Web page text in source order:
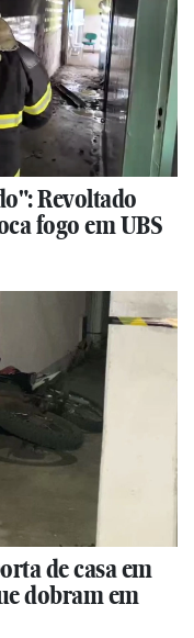
Revoltado
fogo em UBS
de casa em
dobram em